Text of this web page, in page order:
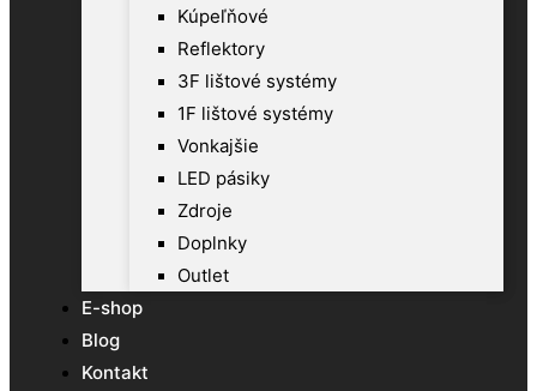
Kúpeľňové
Reflektory
3F lištové systémy
1F lištové systémy
Vonkajšie
LED pásiky
Zdroje
Doplnky
Outlet
E-shop
Blog
Kontakt